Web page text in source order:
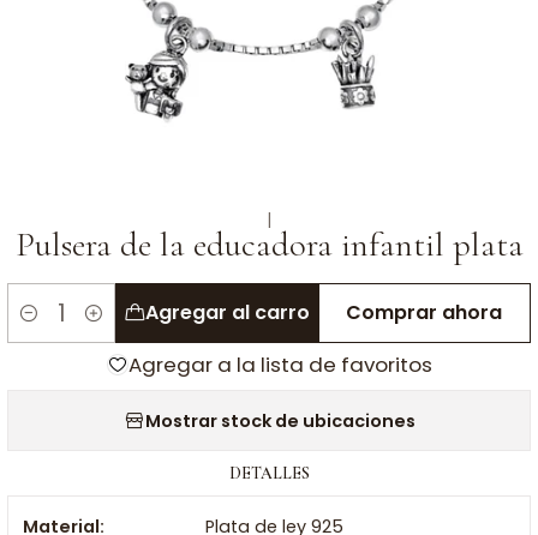
|
Pulsera de la educadora infantil plata
Cantidad
Agregar al carro Comprar ahora
Agregar a la lista de favoritos
Mostrar stock de ubicaciones
DETALLES
Material: Plata de ley 925